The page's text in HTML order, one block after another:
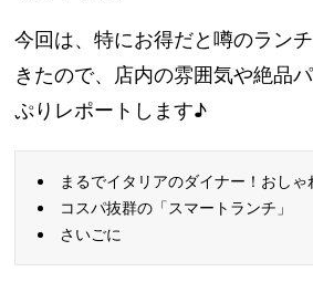
今回は、特にお得だと噂のラン
きたので、店内の雰囲気や絶品
ぷりレポートします♪
まるでイタリアのダイナー！おしゃ
コスパ抜群の「スマートランチ」
さいごに